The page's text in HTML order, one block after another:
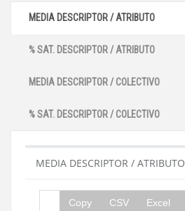
MEDIA DESCRIPTOR / ATRIBUTO
% SAT. DESCRIPTOR / ATRIBUTO
MEDIA DESCRIPTOR / COLECTIVO
% SAT. DESCRIPTOR / COLECTIVO
MEDIA DESCRIPTOR / ATRIBUTO
Copy CSV Excel